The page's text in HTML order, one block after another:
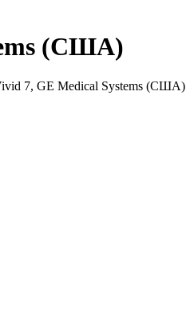
(США)
7, GE Medical Systems (США)